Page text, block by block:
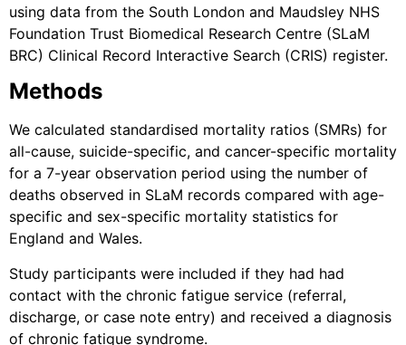
using data from the South London and Maudsley NHS
Foundation Trust Biomedical Research Centre (SLaM
BRC) Clinical Record Interactive Search (CRIS) register.
Methods
We calculated standardised mortality ratios (SMRs) for
all-cause, suicide-specific, and cancer-specific mortality
for a 7-year observation period using the number of
deaths observed in SLaM records compared with age-
specific and sex-specific mortality statistics for
England and Wales.
Study participants were included if they had had
contact with the chronic fatigue service (referral,
discharge, or case note entry) and received a diagnosis
of chronic fatigue syndrome.